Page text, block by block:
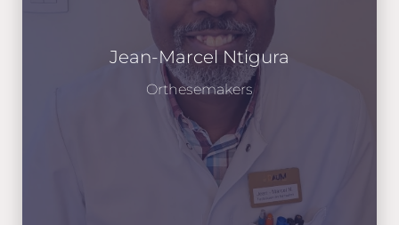
Jean-Marcel Ntigura
Orthesemakers